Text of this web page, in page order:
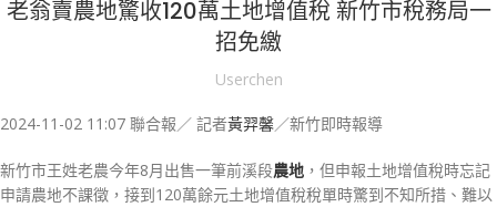
老翁賣農地驚收120萬土地增值稅 新竹市稅務局一
招免繳
Userchen
2024-11-02 11:07 聯合報／ 記者黃羿馨／新竹即時報導
新竹市王姓老農今年8月出售一筆前溪段農地 ，但申報土地增值稅時忘記
申請農地不課徵，接到120萬餘元土地增值稅稅單時驚到不知所措、難以